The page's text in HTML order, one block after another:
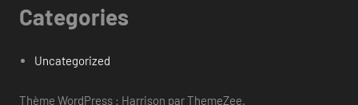
Categories
Uncategorized
Thème WordPress : Harrison par ThemeZee.